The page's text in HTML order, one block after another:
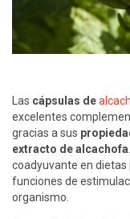
Las cápsulas de
excelentes
gracias a sus
extracto de alcachofa
coadyuvante en dietas
funciones de
organismo.